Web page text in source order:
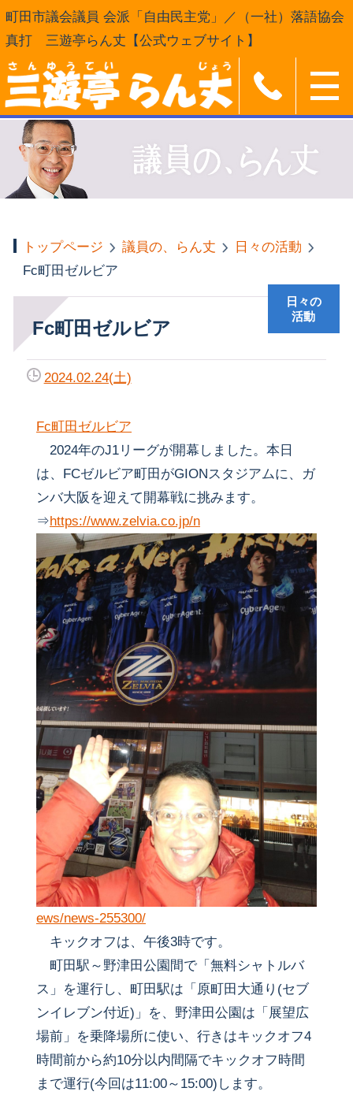
町田市議会議員 会派「自由民主党」／（一社）落語協会
真打 三遊亭らん丈【公式ウェブサイト】
トップページ 議員の、らん丈
日々の活動
Fc町田ゼルビア
Fc町田ゼルビア
日々の
活動
2024.02.24(土)
Fc町田ゼルビア
2024年のJ1リーグが開幕しました。本日
は、FCゼルビア町田がGIONスタジアムに、ガ
ンバ大阪を迎えて開幕戦に挑みます。
⇒https://www.zelvia.co.jp/n
ews/news-255300/
キックオフは、午後3時です。
町田駅～野津田公園間で「無料シャトルバ
ス」を運行し、町田駅は「原町田大通り(セブ
ンイレブン付近)」を、野津田公園は「展望広
場前」を乗降場所に使い、行きはキックオフ4
時間前から約10分以内間隔でキックオフ時間
まで運行(今回は11:00～15:00)します。